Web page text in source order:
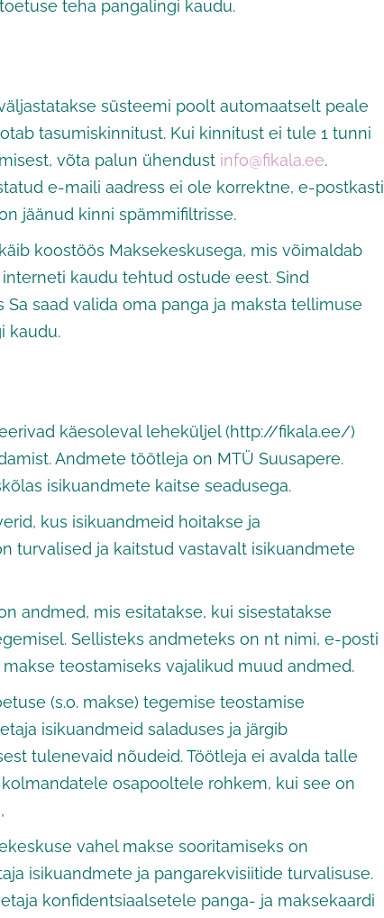
teha pangalingi kaudu.
süsteemi poolt automaatselt peale
tasumiskinnitust. Kui kinnitust ei tule 1 tunni
võta palun ühendust info@fikala.ee.
e-maili aadress ei ole korrektne, e-postkasti
jäänud kinni spämmifiltrisse.
koostöös Maksekeskusega, mis võimaldab
kaudu tehtud ostude eest. Sind
saad valida oma panga ja maksta tellimuse
kaudu.
käesoleval leheküljel (http://fikala.ee/)
Andmete töötleja on MTÜ Suusapere.
isikuandmete kaitse seadusega.
kus isikuandmeid hoitakse ja
turvalised ja kaitstud vastavalt isikuandmete
andmed, mis esitatakse, kui sisestatakse
Sellisteks andmeteks on nt nimi, e-posti
teostamiseks vajalikud muud andmed.
(s.o. makse) tegemise teostamise
isikuandmeid saladuses ja järgib
tulenevaid nõudeid. Töötleja ei avalda talle
osapooltele rohkem, kui see on
vahel makse sooritamiseks on
isikuandmete ja pangarekvisiitide turvalisuse.
konfidentsiaalsetele panga- ja maksekaardi